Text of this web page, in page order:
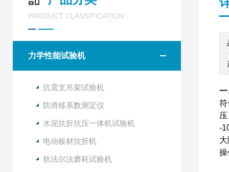
PRODUCT CLASSIFICATION
力学性能试验机
抗震支吊架试验机
防滑移系数测定仪
水泥抗折抗压一体机试验机
电动板材抗折机
狄法尔法磨耗试验机
一
符
-
操